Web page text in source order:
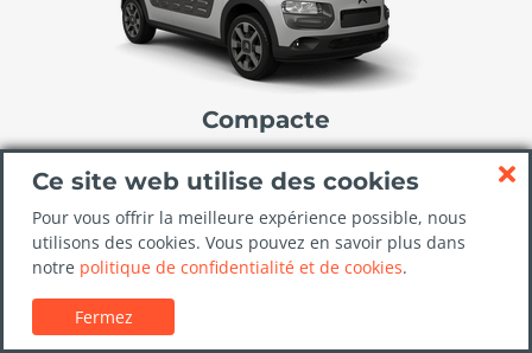
Compacte
from92.10 EUR/jour
Examiner le score des
meilleures sociétés de location
Ce site web utilise des cookies
Pour vous offrir la meilleure expérience possible, nous
utilisons des cookies. Vous pouvez en savoir plus dans
notre politique de confidentialité et de cookies.
Fermez